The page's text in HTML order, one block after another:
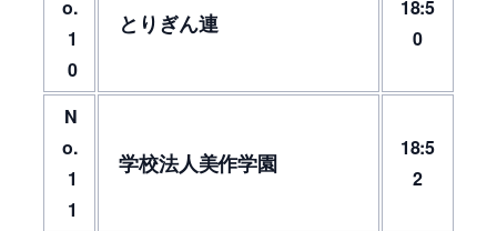
o.
1
0
とりぎん連
18:5
0
N
o.
1
1
学校法人美作学園
18:5
2